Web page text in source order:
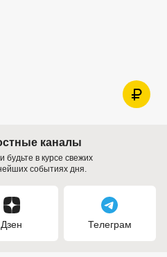
каналы
будьте в курсе свежих
событиях дня.
Дзен Телеграм